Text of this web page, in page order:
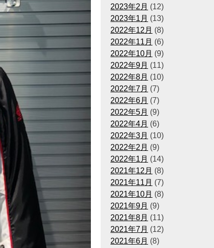
2023年2月 (12)
2023年1月 (13)
2022年12月 (8)
2022年11月 (6)
2022年10月 (9)
2022年9月 (11)
2022年8月 (10)
2022年7月 (7)
2022年6月 (7)
2022年5月 (9)
2022年4月 (6)
2022年3月 (10)
2022年2月 (9)
2022年1月 (14)
2021年12月 (8)
2021年11月 (7)
2021年10月 (8)
2021年9月 (9)
2021年8月 (11)
2021年7月 (12)
2021年6月 (8)